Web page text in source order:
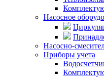
Насосное
Насосно-
Приборы учета